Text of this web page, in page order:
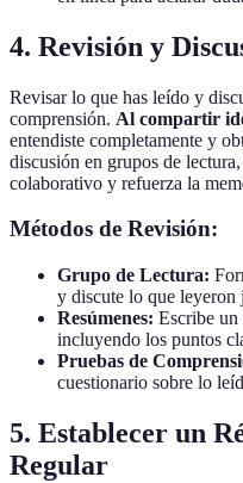
4. Revisión y
Revisar lo que has leído y
comprensión. Al compartir
entendiste completamente y
discusión en grupos de
colaborativo y refuerza la
Métodos de Revisión:
Grupo de Lectura:
y discute lo que leyeron
Resúmenes: Escribe un
incluyendo los puntos
Pruebas de
cuestionario sobre lo
5. Establecer un
Regular